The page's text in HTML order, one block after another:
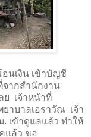
นเงิน เข้าบัญชี
จากสำนักงาน
ย เจ้าหน้าที่
ยาบาลเอราวัณ เจ้า
เข้าดูแลแล้ว ทำให้
แล้ว ขอ